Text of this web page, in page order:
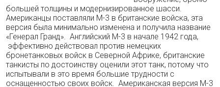
большей толщины и модернизированное шасси.
Американцы поставляли М-3 в британские войска, эта
версия была минимально изменена и получила название
«Генерал Гранд». Английский М-3 в начале 1942 года,
эффективно действовал против немецких
бронетанковых войск в Северной Африке, британские
танкисты по достоинству оценили этот танк, потому что
испытывали в это время большие трудности с
оснащенностью своих войск. Американская версия М-3